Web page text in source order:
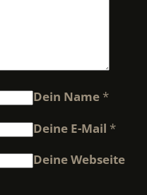
Dein Name*
Deine E-Mail *
Deine Webseite